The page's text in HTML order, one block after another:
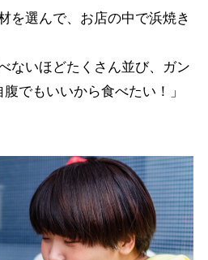
を選んで、お店の中で浜焼き
ないほどたくさん並び、ガン
でもいいから食べたい！」